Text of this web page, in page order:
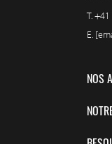
T.+41
E.
NOS